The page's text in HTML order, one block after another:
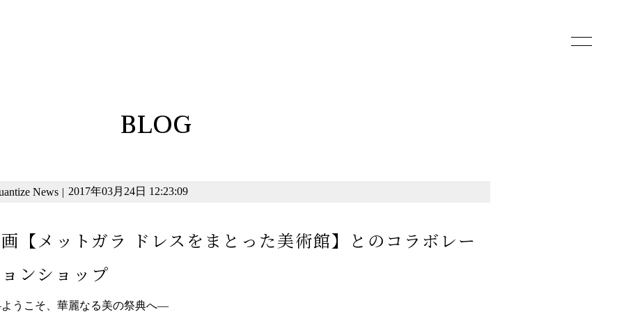
BLOG
News | 2017年03月24日 12:23:09
【メットガラ ドレスをまとった美術館】とのコラボレー
ンショップ
うこそ、華麗なる美の祭典へ―